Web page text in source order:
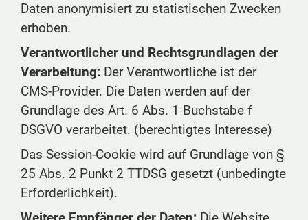
Daten anonymisiert zu statistischen Zwecken
erhoben.
Verantwortlicher und Rechtsgrundlagen der
Verarbeitung: Der Verantwortliche ist der
CMS-Provider. Die Daten werden auf der
Grundlage des Art. 6 Abs. 1 Buchstabe f
DSGVO verarbeitet. (berechtigtes Interesse)
Das Session-Cookie wird auf Grundlage von §
25 Abs. 2 Punkt 2 TTDSG gesetzt (unbedingte
Erforderlichkeit).